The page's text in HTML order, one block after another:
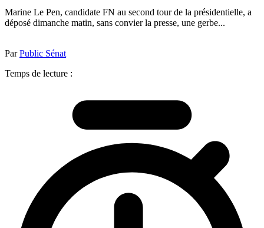
Marine Le Pen, candidate FN au second tour de la présidentielle, a
déposé dimanche matin, sans convier la presse, une gerbe...
ParPublic Sénat
Temps de lecture :